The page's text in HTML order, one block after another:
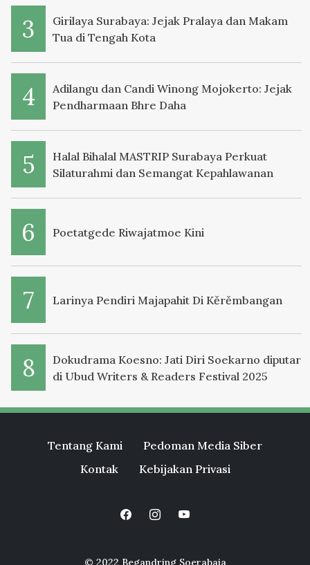
Girilaya Surabaya: Jejak Pralaya dan Makam
Tua di Tengah Kota
Adilangu dan Candi Winong Mojokerto: Jejak
Pendharmaan Bhre Daha
Halal Bihalal MASTRIP Surabaya Perkuat
Silaturahmi dan Semangat Kepahlawanan
Poetatgede Riwajatmoe Kini
Larinya Pendiri Majapahit Di Kěrěmbangan
Dokudrama Koesno: Jati Diri Soekarno diputar
di Ubud Writers & Readers Festival 2025
Tentang Kami
Pedoman Media Siber
Kontak
Kebijakan Privasi
© 2022 Begandring Soerabaia